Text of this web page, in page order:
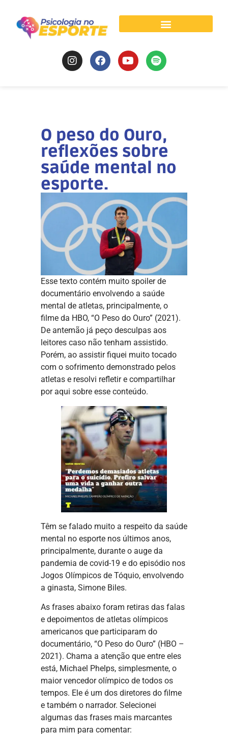
O peso do Ouro,
reflexões sobre
saúde mental no
esporte.
Esse texto contém muito spoiler de
documentário envolvendo a saúde
mental de atletas, principalmente, o
filme da HBO, “O Peso do Ouro” (2021).
De antemão já peço desculpas aos
leitores caso não tenham assistido.
Porém, ao assistir fiquei muito tocado
com o sofrimento demonstrado pelos
atletas e resolvi refletir e compartilhar
por aqui sobre esse conteúdo.
Têm se falado muito a respeito da saúde
mental no esporte nos últimos anos,
principalmente, durante o auge da
pandemia de covid-19 e do episódio nos
Jogos Olímpicos de Tóquio, envolvendo
a ginasta, Simone Biles.
As frases abaixo foram retiras das falas
e depoimentos de atletas olímpicos
americanos que participaram do
documentário, “O Peso do Ouro” (HBO –
2021). Chama a atenção que entre eles
está, Michael Phelps, simplesmente, o
maior vencedor olímpico de todos os
tempos. Ele é um dos diretores do filme
e também o narrador. Selecionei
algumas das frases mais marcantes
para mim para comentar: